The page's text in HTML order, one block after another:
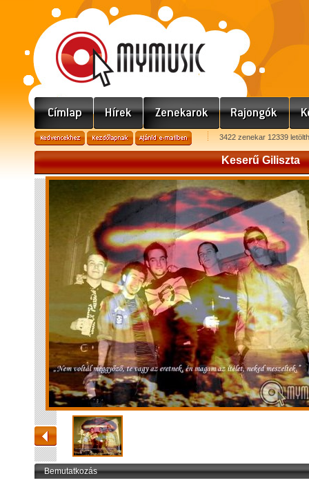
3422 zenekar 12339
Keserű Giliszta
Bemutatkozás